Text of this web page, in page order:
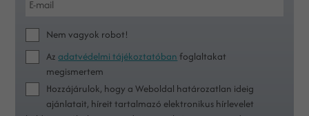
Nem vagyok robot!
Azadatvédelmi tájékoztatóban foglaltakat
megismertem
Hozzájárulok, hogy a Weboldal határozatlan ideig
ajánlatait, híreit tartalmazó elektronikus hírlevelet